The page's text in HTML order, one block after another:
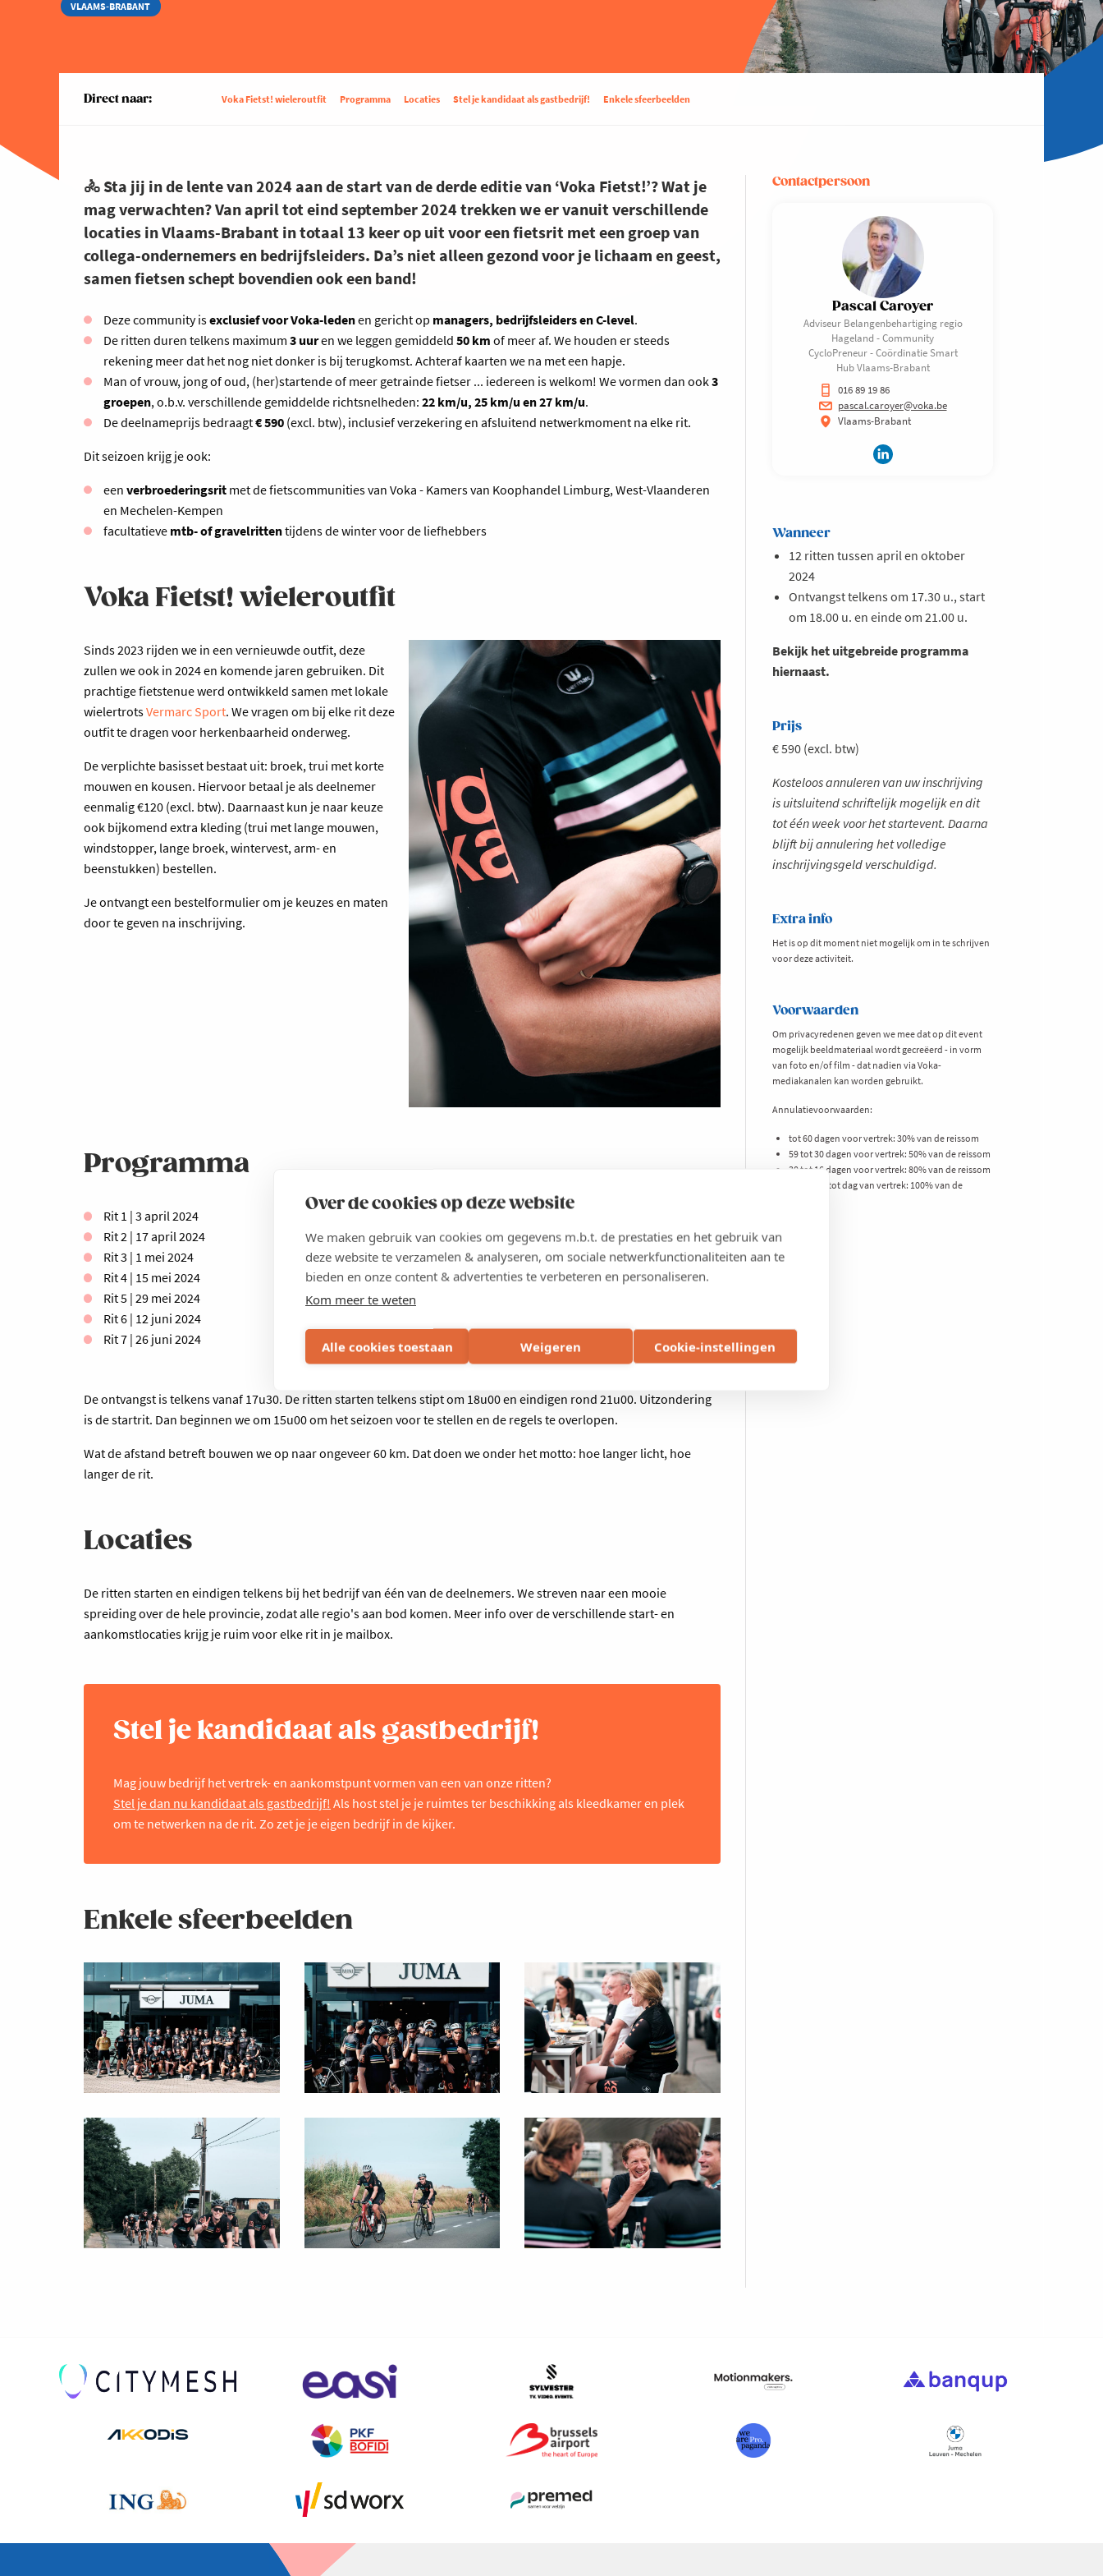
Over de cookies op deze website
We maken gebruik van cookies om gegevens m.b.t. de prestaties en het gebruik van
deze website te verzamelen & analyseren, om sociale netwerkfunctionaliteiten aan te
bieden en onze content & advertenties te verbeteren en personaliseren.
Kom meer te weten
Alle cookies toestaan Weigeren Cookie-instellingen
VLAAMS-BRABANT
Direct naar: Voka Fietst! wieleroutfit Programma Locaties Stel je kandidaat als gastbedrijf! Enkele sfeerbeelden
🚴 Sta jij in de lente van 2024 aan de start van de derde editie van ‘Voka Fietst!’? Wat je
mag verwachten? Van april tot eind september 2024 trekken we er vanuit verschillende
locaties in Vlaams-Brabant in totaal 13 keer op uit voor een fietsrit met een groep van
collega-ondernemers en bedrijfsleiders. Da’s niet alleen gezond voor je lichaam en geest,
samen fietsen schept bovendien ook een band!
Deze community isexclusief voor Voka-ledenen gericht op managers, bedrijfsleiders en C-level.
De ritten duren telkens maximum 3 uuren we leggen gemiddeld 50 km of meer af. We houden er steeds
rekening meer dat het nog niet donker is bij terugkomst. Achteraf kaarten we na met een hapje.
Man of vrouw, jong of oud, (her)startende of meer getrainde fietser ... iedereen is welkom! We vormen dan ook3
groepen, o.b.v. verschillende gemiddelde richtsnelheden: 22 km/u, 25 km/u en 27 km/u.
De deelnameprijs bedraagt€ 590 (excl. btw), inclusief verzekering en afsluitend netwerkmoment na elke rit.
Dit seizoen krijg je ook:
een verbroederingsrit met de fietscommunities van Voka - Kamers van Koophandel Limburg, West-Vlaanderen
en Mechelen-Kempen
facultatieve mtb- of gravelrittentijdens de winter voor de liefhebbers
Voka Fietst! wieleroutfit
Sinds 2023 rijden we in een vernieuwde outfit, deze
zullen we ook in 2024 en komende jaren gebruiken. Dit
prachtige fietstenue werd ontwikkeld samen met lokale
wielertrotsVermarc Sport. We vragen om bij elke rit deze
outfit te dragen voor herkenbaarheid onderweg.
De verplichte basisset bestaat uit: broek, trui met korte
mouwen en kousen. Hiervoor betaal je als deelnemer
eenmalig €120 (excl. btw). Daarnaast kun je naar keuze
ook bijkomend extra kleding (trui met lange mouwen,
windstopper, lange broek, wintervest, arm- en
beenstukken) bestellen.
Je ontvangt een bestelformulier om je keuzes en maten
door te geven na inschrijving.
Programma
Rit 1 | 3 april 2024
Rit 2 | 17 april 2024
Rit 3 | 1 mei 2024
Rit 4 | 15 mei 2024
Rit 5 | 29 mei 2024
Rit 6 | 12 juni 2024
Rit 7 | 26 juni 2024
Rit 8 | 10 juli 2024
Rit 9 | 24 juli 2024
Rit 10 | 7 augustus 2024
Rit 11 | 21 augustus 2024
De ontvangst is telkens vanaf 17u30. De ritten starten telkens stipt om 18u00 en eindigen rond 21u00. Uitzondering
is de startrit. Dan beginnen we om 15u00 om het seizoen voor te stellen en de regels te overlopen.
Wat de afstand betreft bouwen we op naar ongeveer 60 km. Dat doen we onder het motto: hoe langer licht, hoe
langer de rit.
Locaties
De ritten starten en eindigen telkens bij het bedrijf van één van de deelnemers. We streven naar een mooie
spreiding over de hele provincie, zodat alle regio's aan bod komen. Meer info over de verschillende start- en
aankomstlocaties krijg je ruim voor elke rit in je mailbox.
Stel je kandidaat als gastbedrijf!
Mag jouw bedrijf het vertrek- en aankomstpunt vormen van een van onze ritten?
Stel je dan nu kandidaat als gastbedrijf! Als host stel je je ruimtes ter beschikking als kleedkamer en plek
om te netwerken na de rit. Zo zet je je eigen bedrijf in de kijker.
Enkele sfeerbeelden
Contactpersoon
Pascal Caroyer
Adviseur Belangenbehartiging regio
Hageland - Community
CycloPreneur - Coördinatie Smart
Hub Vlaams-Brabant
016 89 19 86
pascal.caroyer@voka.be
Vlaams-Brabant
Wanneer
12 ritten tussen april en oktober
2024
Ontvangst telkens om 17.30 u., start
om 18.00 u. en einde om 21.00 u.
Bekijk het uitgebreide programma
hiernaast.
Prijs
€ 590 (excl. btw)
Kosteloos annuleren van uw inschrijving
is uitsluitend schriftelijk mogelijk en dit
tot één week voor het startevent. Daarna
blijft bij annulering het volledige
inschrijvingsgeld verschuldigd.
Extra info
Het is op dit moment niet mogelijk om in te schrijven
voor deze activiteit.
Voorwaarden
Om privacyredenen geven we mee dat op dit event
mogelijk beeldmateriaal wordt gecreëerd - in vorm
van foto en/of film - dat nadien via Voka-
mediakanalen kan worden gebruikt.
Annulatievoorwaarden:
tot 60 dagen voor vertrek: 30% van de reissom
59 tot 30 dagen voor vertrek: 50% van de reissom
30 tot 16 dagen voor vertrek: 80% van de reissom
15 dagen tot dag van vertrek: 100% van de